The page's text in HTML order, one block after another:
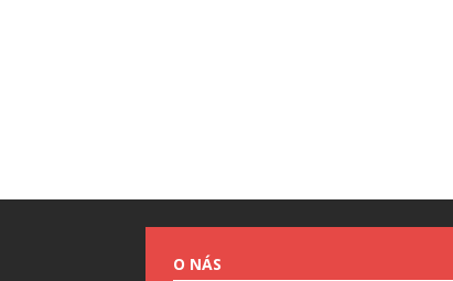
O NÁS